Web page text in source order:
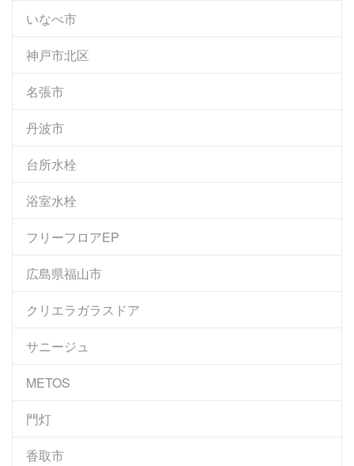
いなべ市
神戸市北区
名張市
丹波市
台所水栓
浴室水栓
フリーフロアEP
広島県福山市
クリエラガラスドア
サニージュ
METOS
門灯
香取市